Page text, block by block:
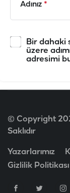
Adınız *
Bir dahaki
üzere
adresimi
© Copyright
Saklıdır
Yazarlarımız
Gizlilik Politikası